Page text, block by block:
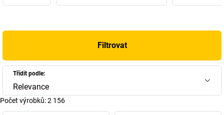
Filtrovat
Třídit podle:
Relevance
Počet výrobků:2 156